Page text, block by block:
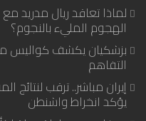
لماذا تعاقد ريال
الهجوم المليء بالنجوم؟
بزشكيان يكشف كواليس
التفاهم
إيران مباشر.. ترقب
يؤكد انخراط واشنطن